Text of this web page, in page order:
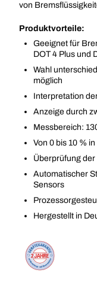
von
Produktvorteile:
Geeignet für
DOT 4 Plus und
Wahl
möglich
Interpretation
Anzeige durch
Messbereich:
Von 0 bis 10 %
Überprüfung
Automatischer
Sensors
Hergestellt in